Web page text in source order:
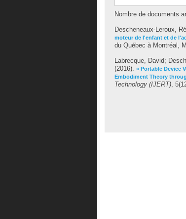
Nombre de documents
Descheneaux-Leroux,
moteur de l'enfant et de
du Québec à Montréal,
Labrecque, David;
(2016). « Portable Device
Embodiment Theory
Technology (IJERT),